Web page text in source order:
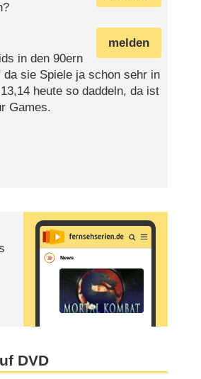
melden
in den 90ern
sie Spiele ja schon sehr in
heute so daddeln, da ist
Games.
DVD